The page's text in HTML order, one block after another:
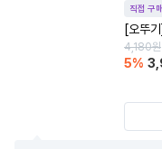
직접 구
[오뚜
4,180원
5%